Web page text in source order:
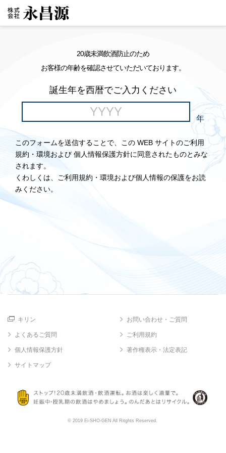
20歳未満飲酒防止のため
お客様の年齢を確認させていただいております。
誕生年を西暦でご入力ください
年
このフォームを送信することで、この WEB サイトのご利用
規約・環境および 個人情報保護方針に同意されたものとみな
されます。
くわしくは、ご利用規約・環境および個人情報の保護をお読
みください。
キリン お問い合わせ・ご質問
よくあるご質問 ご利用規約
個人情報保護方針 著作権表示・法定表記
サイトマップ
© 2019 Ei-SHO-GEN All Ritghts Reserved.